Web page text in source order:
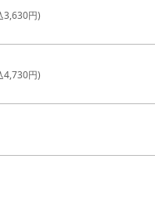
3,630円)
4,730円)
3,300円)
4,400円)